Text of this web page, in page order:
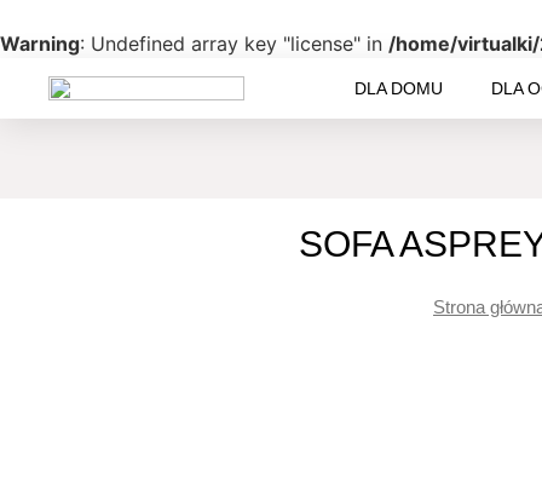
Warning: Undefined array key "license" in /home/
DLA DOMU DLA
SOFA
Strona